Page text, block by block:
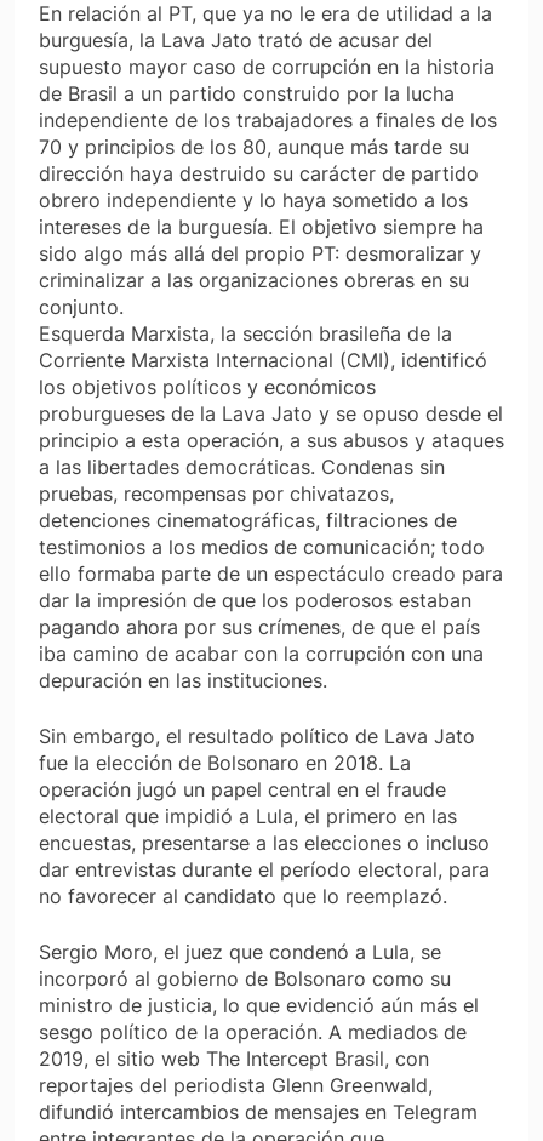
En relación al PT, que ya no le era de utilidad a la
burguesía, la Lava Jato trató de acusar del
supuesto mayor caso de corrupción en la historia
de Brasil a un partido construido por la lucha
independiente de los trabajadores a finales de los
70 y principios de los 80, aunque más tarde su
dirección haya destruido su carácter de partido
obrero independiente y lo haya sometido a los
intereses de la burguesía. El objetivo siempre ha
sido algo más allá del propio PT: desmoralizar y
criminalizar a las organizaciones obreras en su
conjunto.
Esquerda Marxista, la sección brasileña de la
Corriente Marxista Internacional (CMI), identificó
los objetivos políticos y económicos
proburgueses de la Lava Jato y se opuso desde el
principio a esta operación, a sus abusos y ataques
a las libertades democráticas. Condenas sin
pruebas, recompensas por chivatazos,
detenciones cinematográficas, filtraciones de
testimonios a los medios de comunicación; todo
ello formaba parte de un espectáculo creado para
dar la impresión de que los poderosos estaban
pagando ahora por sus crímenes, de que el país
iba camino de acabar con la corrupción con una
depuración en las instituciones.
Sin embargo, el resultado político de Lava Jato
fue la elección de Bolsonaro en 2018. La
operación jugó un papel central en el fraude
electoral que impidió a Lula, el primero en las
encuestas, presentarse a las elecciones o incluso
dar entrevistas durante el período electoral, para
no favorecer al candidato que lo reemplazó.
Sergio Moro, el juez que condenó a Lula, se
incorporó al gobierno de Bolsonaro como su
ministro de justicia, lo que evidenció aún más el
sesgo político de la operación. A mediados de
2019, el sitio web The Intercept Brasil, con
reportajes del periodista Glenn Greenwald,
difundió intercambios de mensajes en Telegram